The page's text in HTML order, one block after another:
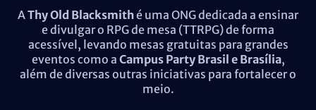
AThy Old Blacksmithé uma ONG dedicada a ensinar
e divulgar o RPG de mesa (TTRPG) de forma
acessível, levando mesas gratuitas para grandes
eventos como a Campus Party Brasil e Brasília,
além de diversas outras iniciativas para fortalecer o
meio.